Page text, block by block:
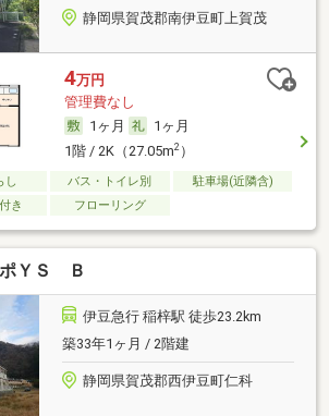
静岡県賀茂郡南伊豆町上賀茂
4万円
管理費なし
1ヶ月
1ヶ月
1階 / 2K（27.05m2）
し バス・トイレ別
駐車場(近隣含)
き
フローリング
ＹＳ Ｂ
伊豆急行 稲梓駅 徒歩23.2km
築33年1ヶ月 / 2階建
静岡県賀茂郡西伊豆町仁科